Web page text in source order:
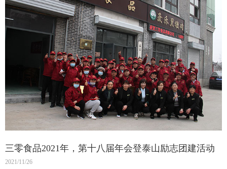
一次“双向奔赴”：高校科研撞上企业实践
“我们想让产品‘出师有名’，更想让消费者吃得放心！”交流会
上，三零食品总经理刘涛的一句话，道出了众多民营食品企业的
心声。从2003年推着小摊卖熟食，到如今拥有70家分店、涵盖社
区超市业务，三零食品用22年走出了一条“接地气”的发展路——
不仅打造了150亩“不喂料、吃蒲草”的生态鱼池，还坚持“产品人
品良心食品”，甚至要求所有分店做到“单品数量、定价统一”，只
为守住老百姓对“放心味”的信任。
鱼鳞里的胶原蛋白，把糟鱼的古法工艺和现代营养标准相结
合！”沙珍霞院长提出的方向，准确对接了三零食品的发展需求。
三零食品2021年，第十八届年会登泰山励志团建活动
2021/11/26